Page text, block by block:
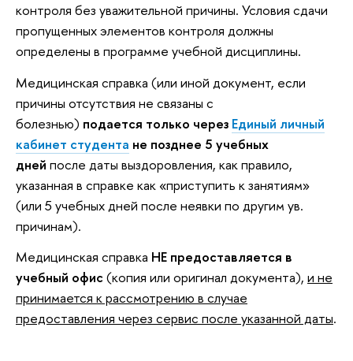
контроля без уважительной причины. Условия сдачи
пропущенных элементов контроля должны
определены в программе учебной дисциплины.
Медицинская справка (или иной документ, если
причины отсутствия не связаны с
болезнью) подается только через Единый личный
кабинет студента не позднее 5 учебных
дней после даты выздоровления, как правило,
указанная в справке как «приступить к занятиям»
(или 5 учебных дней после неявки по другим ув.
причинам).
Медицинская справка НЕ предоставляется в
учебный офис(копия или оригинал документа), и не
принимается к рассмотрению в случае
предоставления через сервис после указанной даты.